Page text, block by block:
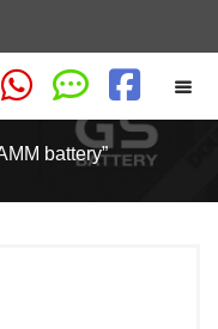
battery”